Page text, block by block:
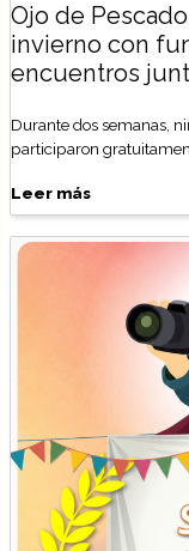
Ojo de
invierno con
encuentros
Durante dos semanas,
participaron
Leer más